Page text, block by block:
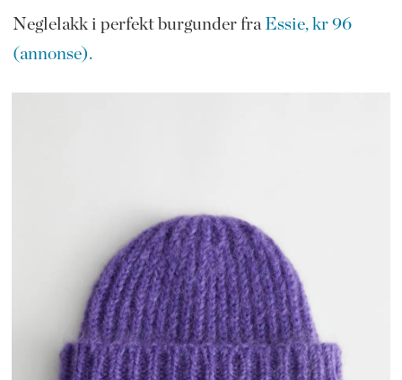
Neglelakk i perfekt burgunder fra Essie, kr 96
(annonse).